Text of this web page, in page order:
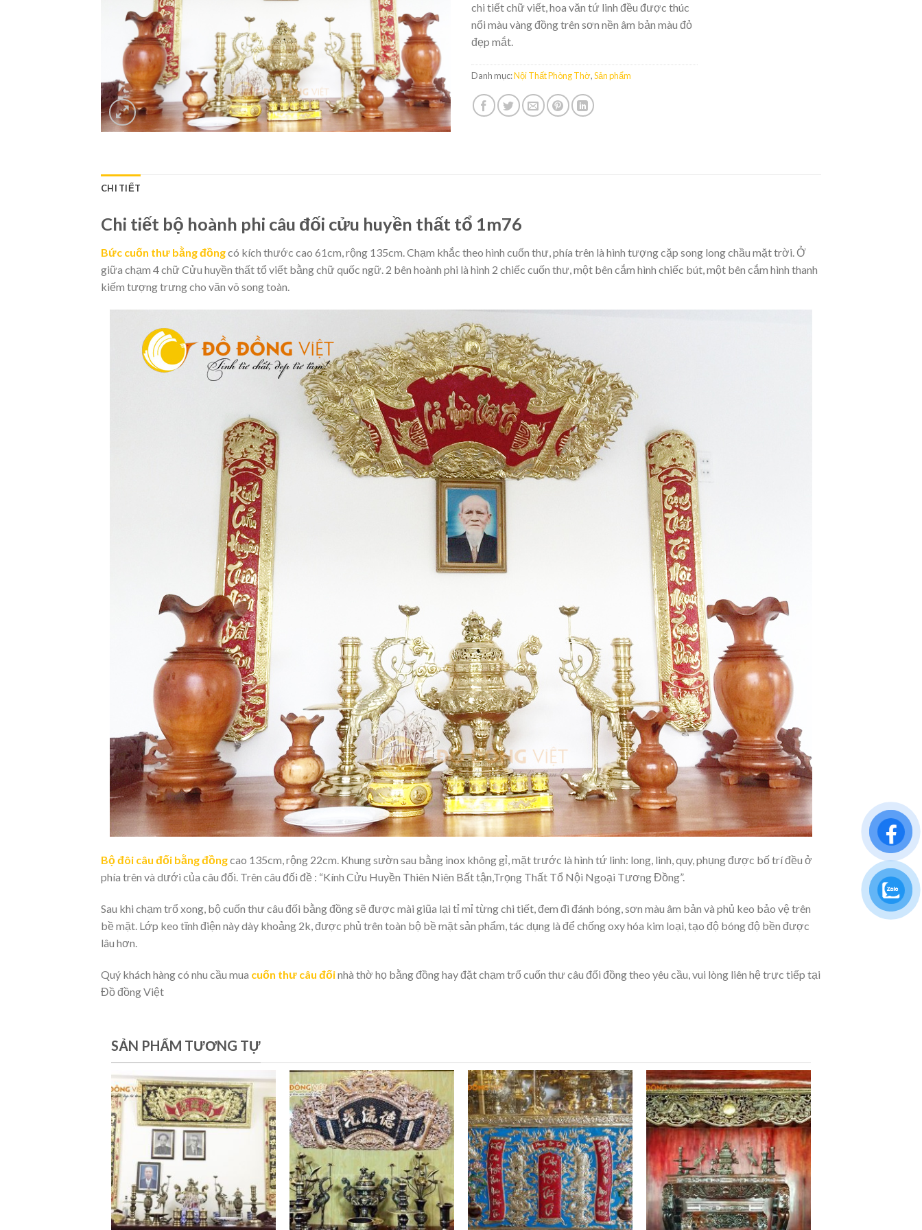
chi tiết chữ viết, hoa văn tứ linh đều được thúc
nổi màu vàng đồng trên sơn nền âm bản màu đỏ
đẹp mắt.
Danh mục:Nội Thất Phòng Thờ,Sản phẩm
CHI TIẾT
Chi tiết bộ hoành phi câu đối cửu huyền thất tổ 1m76
Bức cuốn thư bằng đồngcó kích thước cao 61cm, rộng 135cm. Chạm khắc theo hình cuốn thư, phía trên là hình tượng cặp song long chầu mặt trời. Ở
giữa chạm 4 chữ Cửu huyền thất tổ viết bằng chữ quốc ngữ. 2 bên hoành phi là hình 2 chiếc cuốn thư, một bên cắm hình chiếc bút, một bên cắm hình thanh
kiếm tượng trưng cho văn võ song toàn.
Bộ đôi câu đối bằng đồngcao 135cm, rộng 22cm. Khung sườn sau bằng inox không gỉ, mặt trước là hình tứ linh: long, linh, quy, phụng được bố trí đều ở
phía trên và dưới của câu đối. Trên câu đối đề : “Kính Cửu Huyền Thiên Niên Bất tận,Trọng Thất Tổ Nội Ngoại Tương Đồng”.
Sau khi chạm trổ xong, bộ cuốn thư câu đối bằng đồng sẽ được mài giũa lại tỉ mỉ từng chi tiết, đem đi đánh bóng, sơn màu âm bản và phủ keo bảo vệ trên
bề mặt. Lớp keo tĩnh điện này dày khoảng 2k, được phủ trên toàn bộ bề mặt sản phẩm, tác dụng là để chống oxy hóa kim loại, tạo độ bóng độ bền được
lâu hơn.
Quý khách hàng có nhu cầu mua cuốn thư câu đốinhà thờ họ bằng đồng hay đặt chạm trổ cuốn thư câu đối đồng theo yêu cầu, vui lòng liên hệ trực tiếp tại
Đồ đồng Việt
SẢN PHẨM TƯƠNG TỰ